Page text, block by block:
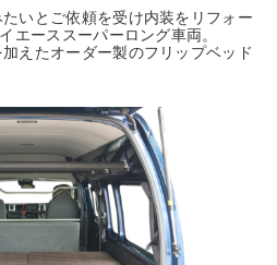
いとご依頼を受け内装をリフォー
エーススーパーロング車両。
えたオーダー製のフリップベッド